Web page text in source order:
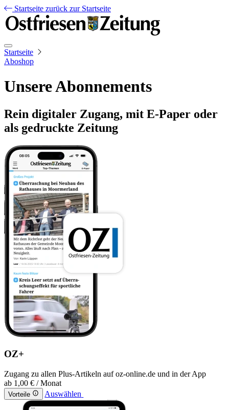
Startseite zurück zur Startseite
Startseite
Aboshop
Unsere Abonnements
Rein digitaler Zugang, mit E-Paper oder
als gedruckte Zeitung
OZ+
Zugang zu allen Plus-Artikeln auf oz-online.de und in der App
ab 1,00 € / Monat
Vorteile Auswählen